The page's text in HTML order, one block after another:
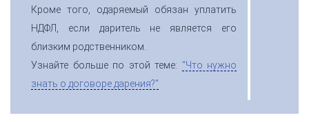
Кроме того, одаряемый обязан уплатить
НДФЛ, если даритель не является его
близким родственником.
Узнайте больше по этой теме: "Что нужно
знать о договоре дарения?"